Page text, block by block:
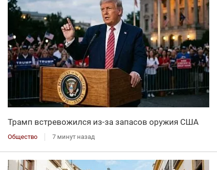
Трамп встревожился из-за запасов оружия США
Общество 7 минут назад